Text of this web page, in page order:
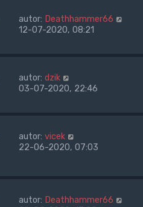
autor: Deathhammer66
12-07-2020, 08:21
autor: dzik
03-07-2020, 22:46
autor: vicek
22-06-2020, 07:03
autor: Deathhammer66